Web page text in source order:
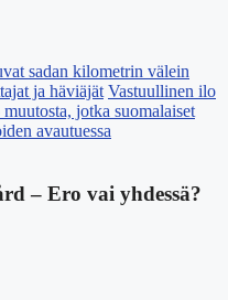
sadan kilometrin välein
ja häviäjät Vastuullinen ilo
muutosta, jotka suomalaiset
avautuessa
– Ero vai yhdessä?